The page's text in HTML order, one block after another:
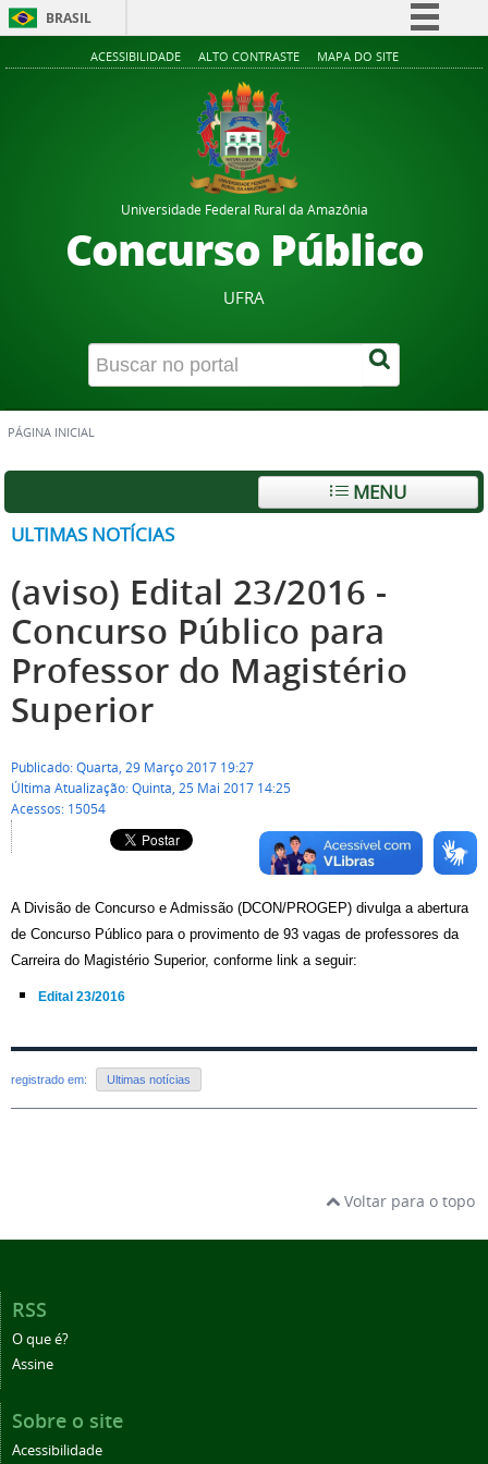
BRASIL
Simplifique!
Acesso à informação
ACESSIBILIDADE ALTO CONTRASTE MAPA DO SITE
Universidade Federal Rural da Amazônia
Concurso Público
UFRA
PÁGINA INICIAL
MENU
ULTIMAS NOTÍCIAS
(aviso) Edital 23/2016 -
Concurso Público para
Professor do Magistério
Superior
Publicado: Quarta, 29 Março 2017 19:27
Última Atualização: Quinta, 25 Mai 2017 14:25
Acessos: 15054
A Divisão de Concurso e Admissão (DCON/PROGEP) divulga a abertura
de Concurso Público para o provimento de 93 vagas de professores da
Carreira do Magistério Superior, conforme link a seguir:
Edital 23/2016
registrado em: Ultimas notícias
Voltar para o topo
RSS
O que é?
Assine
Sobre o site
Acessibilidade